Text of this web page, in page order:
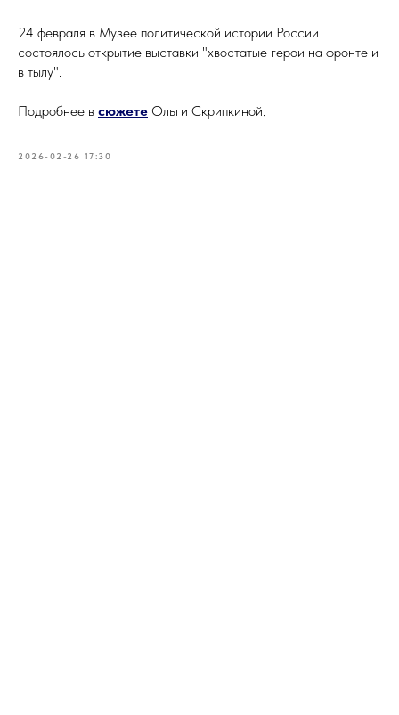
24 февраля в Музее политической истории России
состоялось открытие выставки "хвостатые герои на фронте и
в тылу".
Подробнее в сюжете Ольги Скрипкиной.
2026-02-26 17:30